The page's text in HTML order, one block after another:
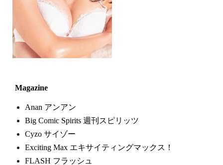
Magazine
Anan アンアン
Big Comic Spirits 週刊スピリッツ
Cyzo サイゾー
Exciting Max エキサイティングマックス！
FLASH フラッシュ